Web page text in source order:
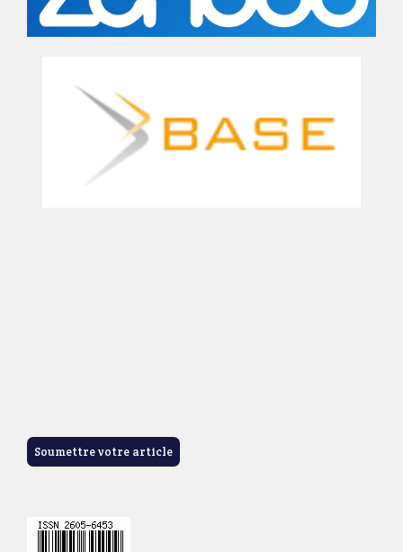
Soumettre votre article